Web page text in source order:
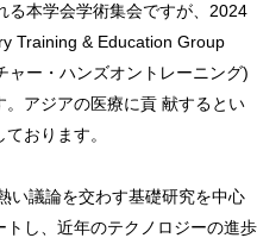
本学会学術集会ですが、2024
Training & Education Group
ャー・ハンズオントレーニング)
アジアの医療に貢 献するとい
おります。
議論を交わす基礎研究を中心
し、近年のテクノロジーの進歩